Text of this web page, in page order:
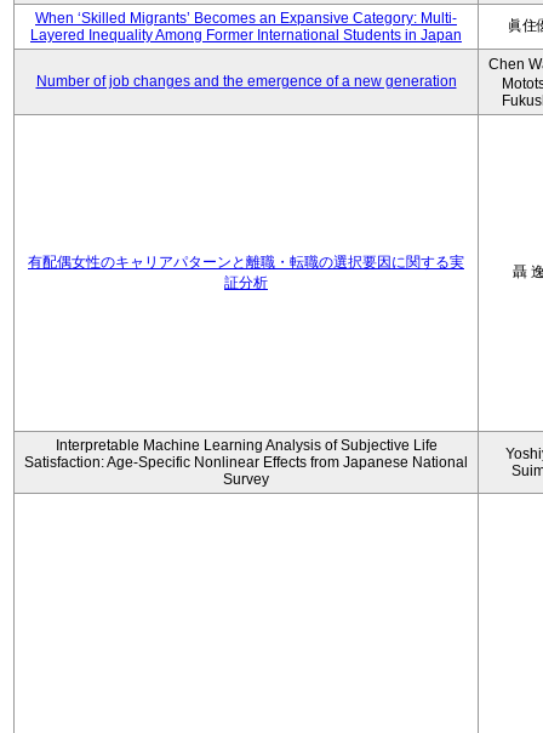
When ‘Skilled Migrants’ Becomes an Expansive Category: Multi-
Layered Inequality Among Former International Students in Japan
眞住
Number of job changes and the emergence of a new generation
Chen
有配偶女性のキャリアパターンと離職・転職の選択要因に関する実
証分析
聶
Interpretable Machine Learning Analysis of Subjective Life
Satisfaction: Age-Specific Nonlinear Effects from Japanese National
Survey